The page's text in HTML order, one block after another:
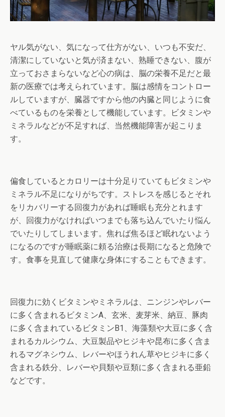
ヤル気がない、気になって仕方がない、いつも不安だ、
清潔にしていないと気が済まない、熟睡できない、腹が
立っておさまらないなど心の病は、脳の栄養不足だと最
新の医療では考えられています。脳は感情をコントロー
ルしていますが、臓器ですから他の内臓と同じように食
べているものを栄養として機能しています。ビタミンや
ミネラルなどが不足すれば、当然機能障害が起こりま
す。
偏食しているとカロリーは十分足りていてもビタミンや
ミネラル不足になりがちです。ストレスを感じるとそれ
をリカバリーする回復力があれば睡眠も充分とれます
が、回復力がなければいつまでも落ち込んでいたり悩ん
でいたりしてしまいます。焦れば焦るほど眠れないよう
になるのですが睡眠薬に頼る治療は長期になると危険で
す。食事を見直して健康な身体にすることもできます。
回復力に効くビタミンやミネラルは、ニンジンやレバー
に多く含まれるビタミンA、玄米、麦芽米、納豆、豚肉
に多く含まれているビタミンB1、海藻類や大豆に多く含
まれるカルシウム、大豆製品やヒジキや昆布に多く含ま
れるマグネシウム、レバーやほうれん草やヒジキに多く
含まれる鉄分、レバーや貝類や豆類に多く含まれる亜鉛
などです。